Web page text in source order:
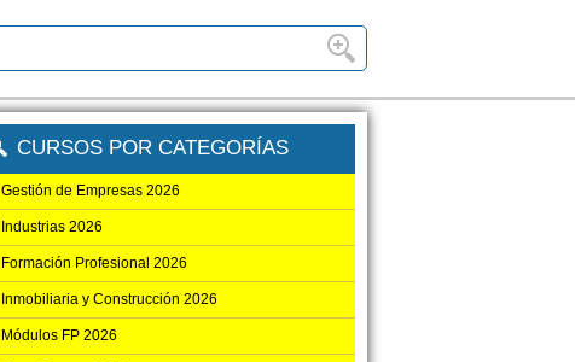
CURSOS POR CATEGORÍAS
Gestión de Empresas 2026
Industrias 2026
Formación Profesional 2026
Inmobiliaria y Construcción 2026
Módulos FP 2026